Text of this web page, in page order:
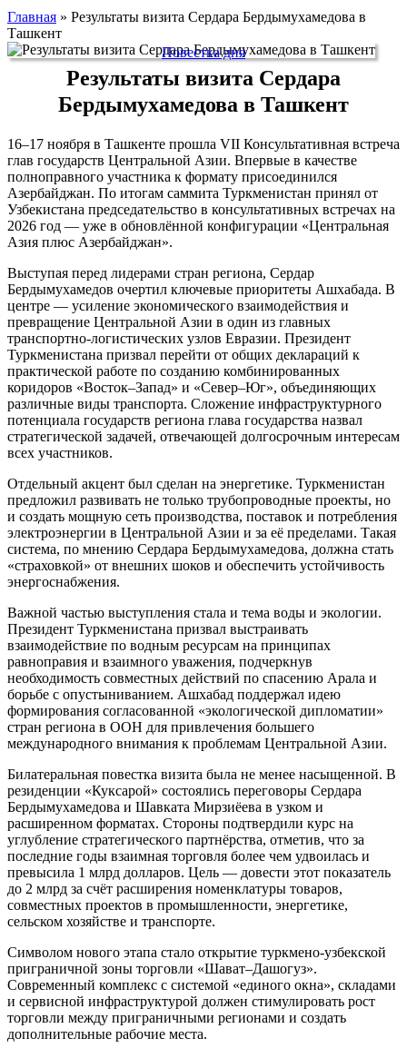
Главная » Результаты визита Сердара Бердымухамедова в
Ташкент
Повестка дня
Результаты визита Сердара
Бердымухамедова в Ташкент
16–17 ноября в Ташкенте прошла VII Консультативная встреча
глав государств Центральной Азии. Впервые в качестве
полноправного участника к формату присоединился
Азербайджан. По итогам саммита Туркменистан принял от
Узбекистана председательство в консультативных встречах на
2026 год — уже в обновлённой конфигурации «Центральная
Азия плюс Азербайджан».
Выступая перед лидерами стран региона, Сердар
Бердымухамедов очертил ключевые приоритеты Ашхабада. В
центре — усиление экономического взаимодействия и
превращение Центральной Азии в один из главных
транспортно-логистических узлов Евразии. Президент
Туркменистана призвал перейти от общих деклараций к
практической работе по созданию комбинированных
коридоров «Восток–Запад» и «Север–Юг», объединяющих
различные виды транспорта. Сложение инфраструктурного
потенциала государств региона глава государства назвал
стратегической задачей, отвечающей долгосрочным интересам
всех участников.
Отдельный акцент был сделан на энергетике. Туркменистан
предложил развивать не только трубопроводные проекты, но
и создать мощную сеть производства, поставок и потребления
электроэнергии в Центральной Азии и за её пределами. Такая
система, по мнению Сердара Бердымухамедова, должна стать
«страховкой» от внешних шоков и обеспечить устойчивость
энергоснабжения.
Важной частью выступления стала и тема воды и экологии.
Президент Туркменистана призвал выстраивать
взаимодействие по водным ресурсам на принципах
равноправия и взаимного уважения, подчеркнув
необходимость совместных действий по спасению Арала и
борьбе с опустыниванием. Ашхабад поддержал идею
формирования согласованной «экологической дипломатии»
стран региона в ООН для привлечения большего
международного внимания к проблемам Центральной Азии.
Билатеральная повестка визита была не менее насыщенной. В
резиденции «Куксарой» состоялись переговоры Сердара
Бердымухамедова и Шавката Мирзиёева в узком и
расширенном форматах. Стороны подтвердили курс на
углубление стратегического партнёрства, отметив, что за
последние годы взаимная торговля более чем удвоилась и
превысила 1 млрд долларов. Цель — довести этот показатель
до 2 млрд за счёт расширения номенклатуры товаров,
совместных проектов в промышленности, энергетике,
сельском хозяйстве и транспорте.
Символом нового этапа стало открытие туркмено-узбекской
приграничной зоны торговли «Шават–Дашогуз».
Современный комплекс с системой «единого окна», складами
и сервисной инфраструктурой должен стимулировать рост
торговли между приграничными регионами и создать
дополнительные рабочие места.